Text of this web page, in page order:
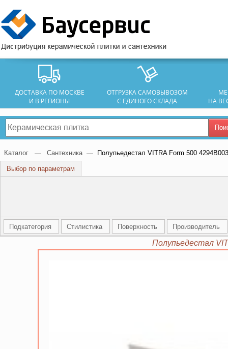
ДОСТАВКА ПО МОСКВЕ
И В РЕГИОНЫ
ОТГРУЗКА САМОВЫВОЗОМ
С ЕДИНОГО СКЛАДА
НА
Каталог — Сантехника — Полупьедестал VITRA Form 500
Выбор по параметрам
Подкатегория Стилистика Поверхность Производитель
Полупьедестал